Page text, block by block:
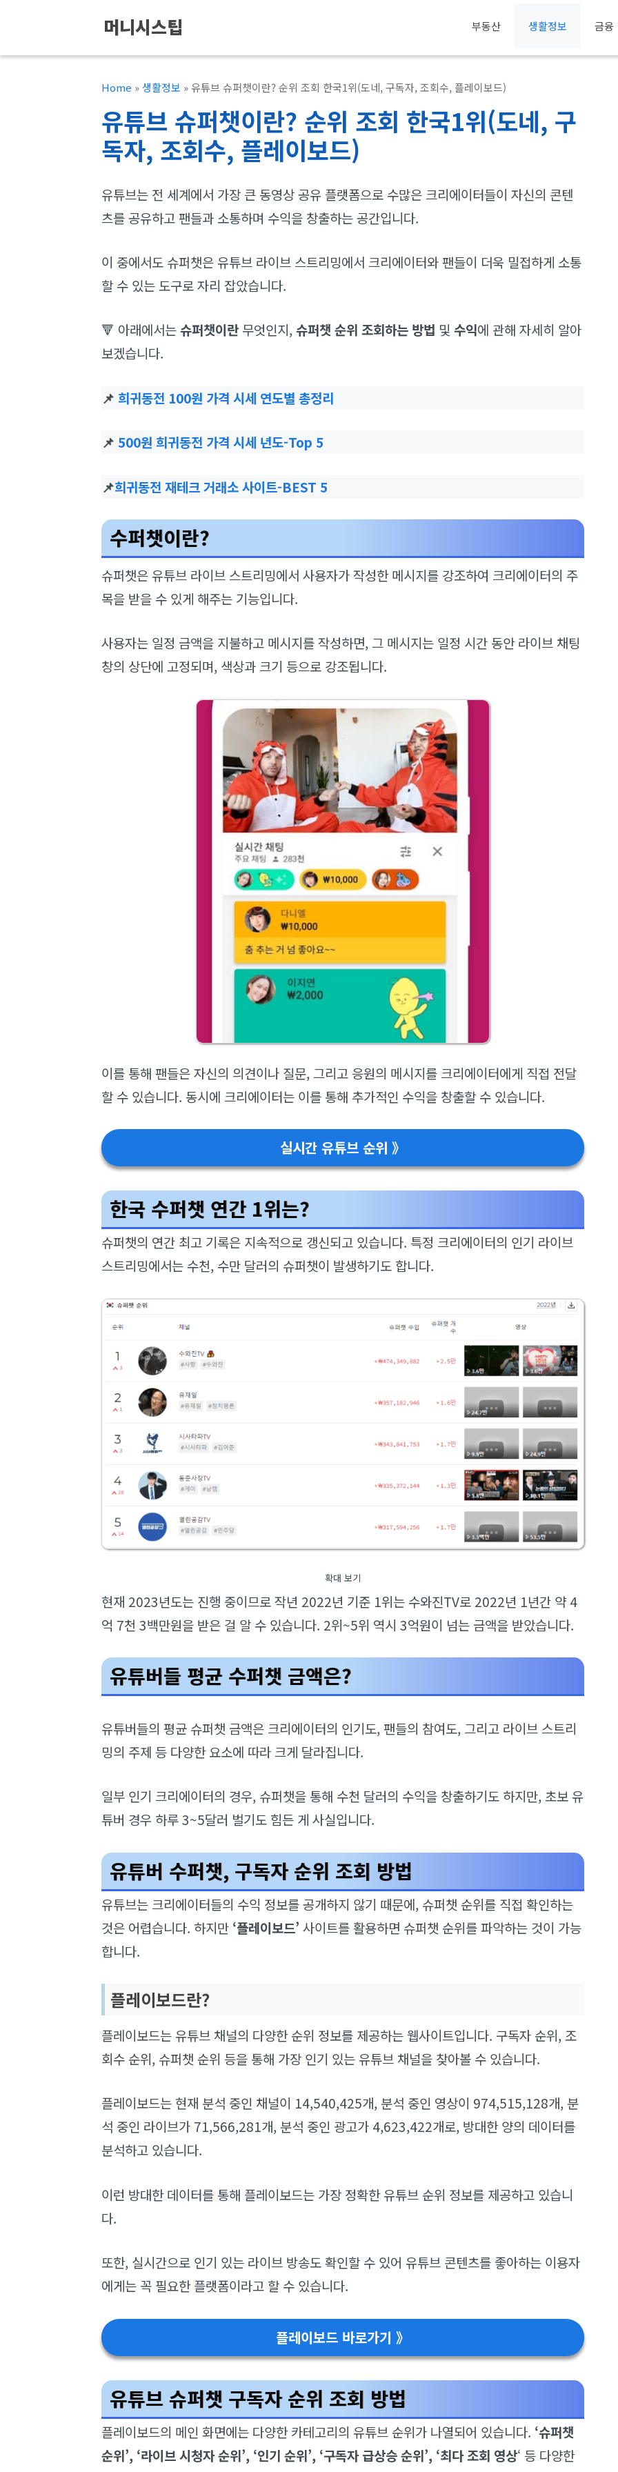
츠
머니시스팁 부동산 생활정보 금융
Home »생활정보 »유튜브 슈퍼챗이란? 순위 조회 한국1위(도네, 구독자, 조회수, 플레이보드)
유튜브 슈퍼챗이란? 순위 조회 한국1위(도네, 구
독자, 조회수, 플레이보드)
유튜브는 전 세계에서 가장 큰 동영상 공유 플랫폼으로 수많은 크리에이터들이 자신의 콘텐
츠를 공유하고 팬들과 소통하며 수익을 창출하는 공간입니다.
이 중에서도 슈퍼챗은 유튜브 라이브 스트리밍에서 크리에이터와 팬들이 더욱 밀접하게 소통
할 수 있는 도구로 자리 잡았습니다.
🔻 아래에서는슈퍼챗이란 무엇인지, 슈퍼챗 순위 조회하는 방법 및 수익에 관해 자세히 알아
보겠습니다.
📌 희귀동전 100원 가격 시세 연도별 총정리
📌 500원 희귀동전 가격 시세 년도-Top 5
📌희귀동전 재테크 거래소 사이트-BEST 5
수퍼챗이란?
슈퍼챗은 유튜브 라이브 스트리밍에서 사용자가 작성한 메시지를 강조하여 크리에이터의 주
목을 받을 수 있게 해주는 기능입니다.
사용자는 일정 금액을 지불하고 메시지를 작성하면, 그 메시지는 일정 시간 동안 라이브 채팅
창의 상단에 고정되며, 색상과 크기 등으로 강조됩니다.
이를 통해 팬들은 자신의 의견이나 질문, 그리고 응원의 메시지를 크리에이터에게 직접 전달
할 수 있습니다. 동시에 크리에이터는 이를 통해 추가적인 수익을 창출할 수 있습니다.
실시간 유튜브 순위 》
한국 수퍼챗 연간 1위는?
슈퍼챗의 연간 최고 기록은 지속적으로 갱신되고 있습니다. 특정 크리에이터의 인기 라이브
스트리밍에서는 수천, 수만 달러의 슈퍼챗이 발생하기도 합니다.
확대 보기
현재 2023년도는 진행 중이므로 작년 2022년 기준 1위는 수와진TV로 2022년 1년간 약 4
억 7천 3백만원을 받은 걸 알 수 있습니다. 2위~5위 역시 3억원이 넘는 금액을 받았습니다.
유튜버들 평균 수퍼챗 금액은?
유튜버들의 평균 슈퍼챗 금액은 크리에이터의 인기도, 팬들의 참여도, 그리고 라이브 스트리
밍의 주제 등 다양한 요소에 따라 크게 달라집니다.
일부 인기 크리에이터의 경우, 슈퍼챗을 통해 수천 달러의 수익을 창출하기도 하지만, 초보 유
튜버 경우 하루 3~5달러 벌기도 힘든 게 사실입니다.
유튜버 수퍼챗, 구독자 순위 조회 방법
유튜브는 크리에이터들의 수익 정보를 공개하지 않기 때문에, 슈퍼챗 순위를 직접 확인하는
것은 어렵습니다. 하지만 ‘플레이보드’ 사이트를 활용하면 슈퍼챗 순위를 파악하는 것이 가능
합니다.
플레이보드란?
플레이보드는 유튜브 채널의 다양한 순위 정보를 제공하는 웹사이트입니다. 구독자 순위, 조
회수 순위, 슈퍼챗 순위 등을 통해 가장 인기 있는 유튜브 채널을 찾아볼 수 있습니다.
플레이보드는 현재 분석 중인 채널이 14,540,425개, 분석 중인 영상이 974,515,128개, 분
석 중인 라이브가 71,566,281개, 분석 중인 광고가 4,623,422개로, 방대한 양의 데이터를
분석하고 있습니다.
이런 방대한 데이터를 통해 플레이보드는 가장 정확한 유튜브 순위 정보를 제공하고 있습니
다.
또한, 실시간으로 인기 있는 라이브 방송도 확인할 수 있어 유튜브 콘텐츠를 좋아하는 이용자
에게는 꼭 필요한 플랫폼이라고 할 수 있습니다.
플레이보드 바로가기 》
유튜브 슈퍼챗 구독자 순위 조회 방법
플레이보드의 메인 화면에는 다양한 카테고리의 유튜브 순위가 나열되어 있습니다. ‘슈퍼챗
순위’, ‘라이브 시청자 순위’, ‘인기 순위’, ‘구독자 급상승 순위’, ‘최다 조회 영상‘ 등 다양한